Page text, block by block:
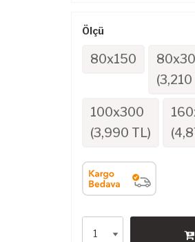
Ölçü
80x150
(3,210
100x300
(3,990 TL)
(